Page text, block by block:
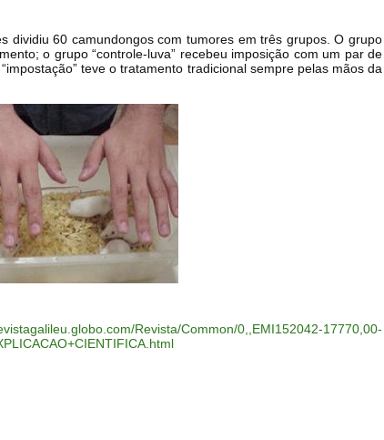
dividiu 60 camundongos com tumores em três grupos. O grupo
o grupo “controle-luva” recebeu imposição com um par de
teve o tratamento tradicional sempre pelas mãos da
Revista/Common/0,,EMI152042-17770,00-